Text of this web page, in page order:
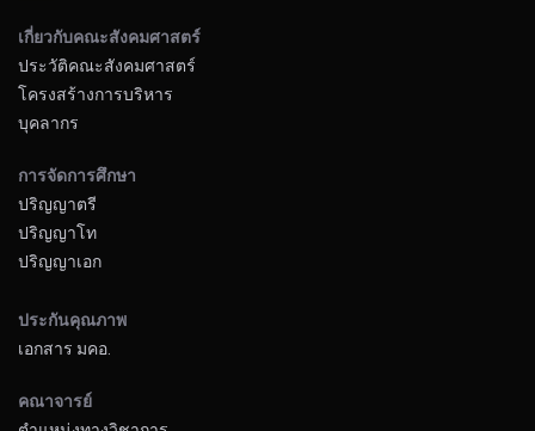
เกี่ยวกับคณะสังคมศาสตร์
ประวัติคณะสังคมศาสตร์
โครงสร้างการบริหาร
บุคลากร
การจัดการศึกษา
ปริญญาตรี
ปริญญาโท
ปริญญาเอก
ประกันคุณภาพ
เอกสาร มคอ.
คณาจารย์